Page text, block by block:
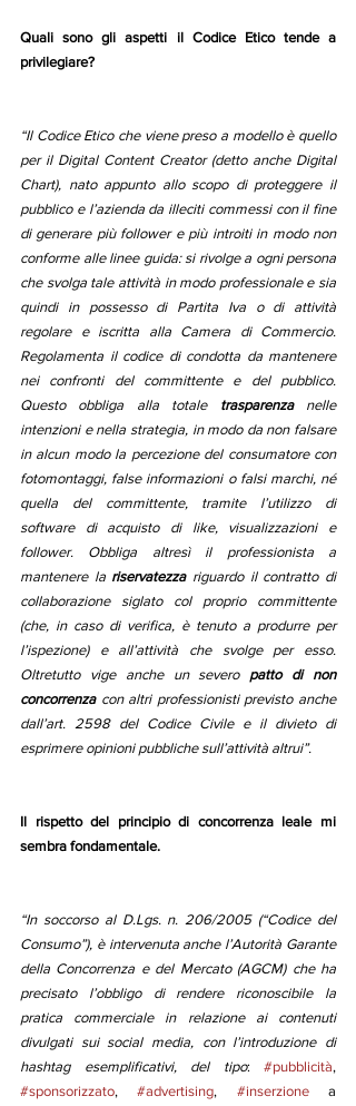
Quali sono gli aspetti il Codice Etico tende a
privilegiare?
“Il Codice Etico che viene preso a modello è quello
per il Digital Content Creator (detto anche Digital
Chart), nato appunto allo scopo di proteggere il
pubblico e l’azienda da illeciti commessi con il fine
di generare più follower e più introiti in modo non
conforme alle linee guida: si rivolge a ogni persona
che svolga tale attività in modo professionale e sia
quindi in possesso di Partita Iva o di attività
regolare e iscritta alla Camera di Commercio.
Regolamenta il codice di condotta da mantenere
nei confronti del committente e del pubblico.
Questo obbliga alla totale trasparenza nelle
intenzioni e nella strategia, in modo da non falsare
in alcun modo la percezione del consumatore con
fotomontaggi, false informazioni o falsi marchi, né
quella del committente, tramite l’utilizzo di
software di acquisto di like, visualizzazioni e
follower. Obbliga altresì il professionista a
mantenere la riservatezza riguardo il contratto di
collaborazione siglato col proprio committente
(che, in caso di verifica, è tenuto a produrre per
l’ispezione) e all’attività che svolge per esso.
Oltretutto vige anche un severo patto di non
concorrenza con altri professionisti previsto anche
dall’art. 2598 del Codice Civile e il divieto di
esprimere opinioni pubbliche sull’attività altrui”.
Il rispetto del principio di concorrenza leale mi
sembra fondamentale.
“In soccorso al D.Lgs. n. 206/2005 (“Codice del
Consumo”), è intervenuta anche l’Autorità Garante
della Concorrenza e del Mercato (AGCM) che ha
precisato l’obbligo di rendere riconoscibile la
pratica commerciale in relazione ai contenuti
divulgati sui social media, con l’introduzione di
hashtag esemplificativi, del tipo: #pubblicità
#sponsorizzato, #advertising, #inserzione a